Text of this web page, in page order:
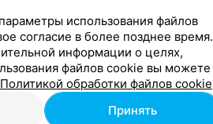
использования файлов
согласие в более позднее время.
информации о целях,
файлов cookie вы можете
Политикой обработки файлов cookie
Принять